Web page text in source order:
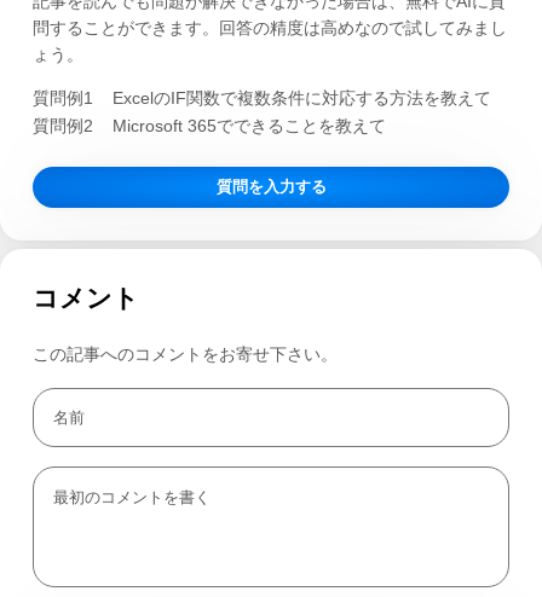
問することができます。回答の精度は高めなので試してみまし
ょう。
質問例1
ExcelのIF関数で複数条件に対応する方法を教えて
質問例2
Microsoft 365でできることを教えて
質問を入力する
コメント
この記事へのコメントをお寄せ下さい。